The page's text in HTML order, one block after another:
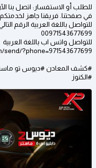
للطلب أو الاستفسار: اتصل بنا
في صفحتنا. فريقنا جاهز
للتواصل باللغة العربية الرقم
00971543677699
للتواصل واتس اب باللغة العربية
?phone=971543677699
#كشف المعادن #ديوس تو
#الكنوز